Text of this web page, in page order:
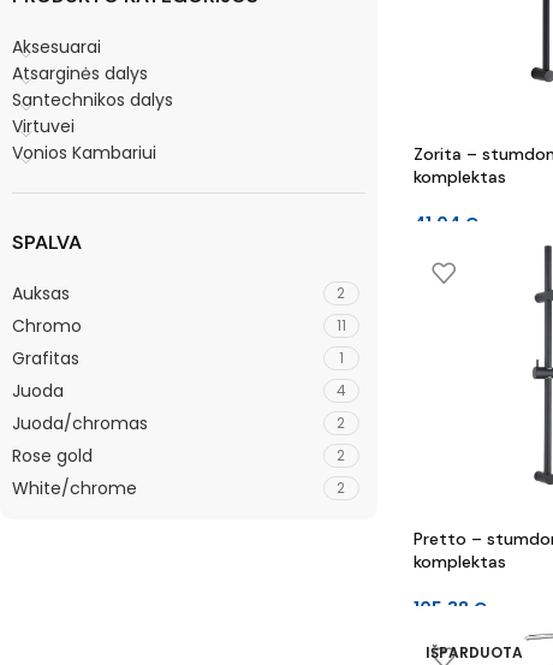
Aksesuarai
Atsarginės dalys
Santechnikos dalys
Virtuvei
Vonios Kambariui
SPALVA
Auksas 2
Chromo 11
Grafitas 1
Juoda 4
Juoda/chromas 2
Rose gold 2
White/chrome 2
Zorita –
komplektas
41.04 €
Pretto –
komplektas
105.38 €
IŠPARDUOTA